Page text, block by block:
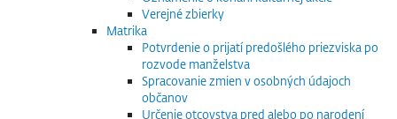
Verejné zbierky
Matrika
Potvrdenie o prijatí predošlého priezviska po
rozvode manželstva
Spracovanie zmien v osobných údajoch
občanov
Určenie otcovstva pred alebo po narodení